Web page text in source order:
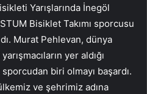
Yarışlarında İnegöl
Bisiklet Takımı sporcusu
Murat Pehlevan, dünya
yer aldığı
biri olmayı başardı.
ve şehrimiz adına